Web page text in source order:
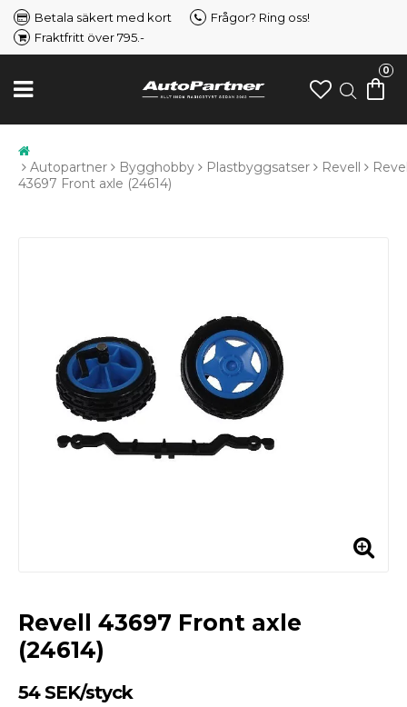
Betala säkert med kort
Frågor? Ring oss!
Fraktfritt över 795.-
0
Autopartner Bygghobby Plastbyggsatser Revell
43697 Front axle (24614)
Revell 43697 Front axle
(24614)
54 SEK/styck